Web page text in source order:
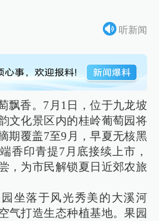
听新闻
飘香。7月1日，位于九龙坡
文化景区内的桂岭葡萄园将
期覆盖7至9月，早夏无核黑
香印青提7月底接续上市，
，为市民解锁夏日近郊农旅
坐落于风光秀美的大溪河
气打造生态种植基地。果园